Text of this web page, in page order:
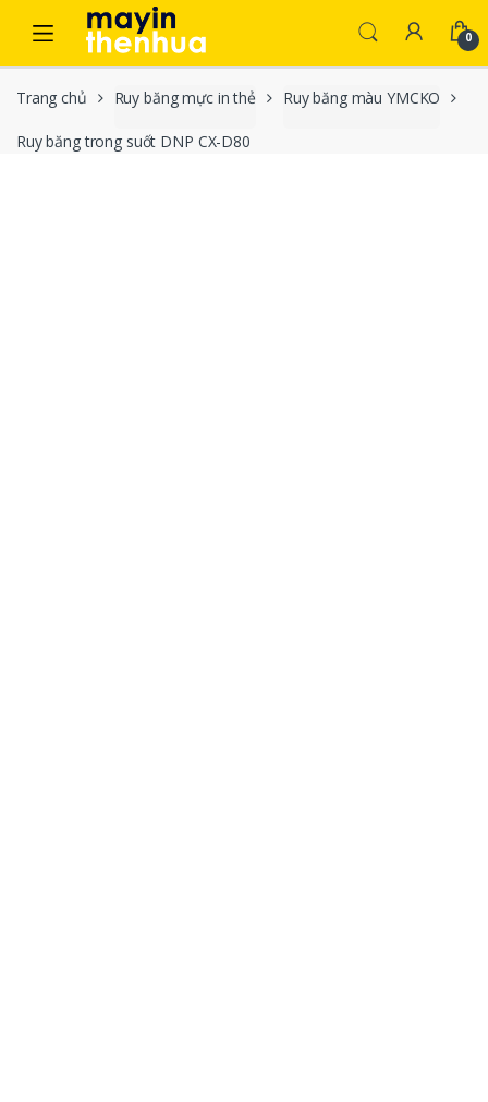
Skip to navigation
Skip to content
0
Trang chủ Ruy băng mực in thẻ Ruy băng màu YMCKO
Ruy băng trong suốt DNP CX-D80